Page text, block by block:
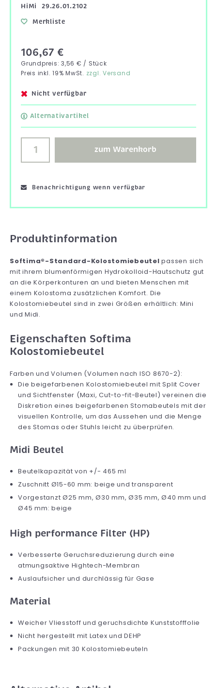
HiMi
29.26.01.2102
Merkliste
106,67 €
Grundpreis: 3,56 € / Stück
Preis inkl. 19% MwSt. zzgl. Versand
Nicht verfügbar
Alternativartikel
zum Warenkorb
Benachrichtigung wenn verfügbar
Produktinformation
Softima®-Standard-Kolostomiebeutelpassen sich
mit ihrem blumenförmigen Hydrokolloid-Hautschutz gut
an die Körperkonturen an und bieten Menschen mit
einem Kolostoma zusätzlichen Komfort. Die
Kolostomiebeutel sind in zwei Größen erhältlich: Mini
und Midi.
Eigenschaften Softima
Kolostomiebeutel
Farben und Volumen (Volumen nach ISO 8670-2):
Die beigefarbenen Kolostomiebeutel mit Split Cover
und Sichtfenster (Maxi, Cut-to-fit-Beutel) vereinen die
Diskretion eines beigefarbenen Stomabeutels mit der
visuellen Kontrolle, um das Aussehen und die Menge
des Stomas oder Stuhls leicht zu überprüfen.
Midi Beutel
Beutelkapazität von +/- 465 ml
Zuschnitt Ø15-60 mm: beige und transparent
Vorgestanzt Ø25 mm, Ø30 mm, Ø35 mm, Ø40 mm und
Ø45 mm: beige
High performance Filter (HP)
Verbesserte Geruchsreduzierung durch eine
atmungsaktive Hightech-Membran
Auslaufsicher und durchlässig für Gase
Material
Weicher Vliesstoff und geruchsdichte Kunststofffolie
Nicht hergestellt mit Latex und DEHP
Packungen mit 30 Kolostomiebeuteln